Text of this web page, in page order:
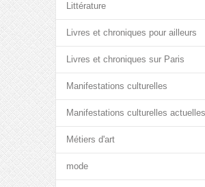
Littérature
Livres et chroniques pour ailleurs
Livres et chroniques sur Paris
Manifestations culturelles
Manifestations culturelles
Métiers d'art
mode